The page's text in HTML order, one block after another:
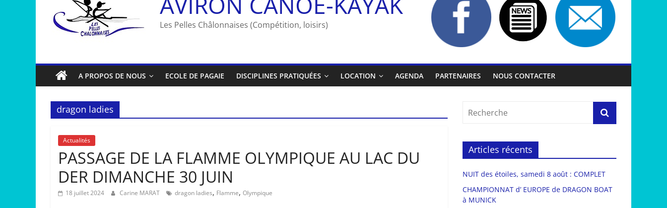
Les Pelles Châlonnaises (Compétition, loisirs)
A PROPOS DE NOUS ECOLE DE PAGAIE DISCIPLINES PRATIQUÉES LOCATION AGENDA PARTENAIRES NOUS CONTACTER
dragon ladies
Actualités
PASSAGE DE LA FLAMME OLYMPIQUE AU LAC DU
DER DIMANCHE 30 JUIN
18 juillet 2024 Carine MARAT dragon ladies, Flamme, Olympique
Articles récents
NUIT des étoiles, samedi 8 août : COMPLET
CHAMPIONNAT d’ EUROPE de DRAGON BOAT
à MUNICK